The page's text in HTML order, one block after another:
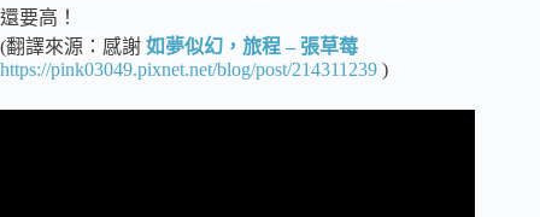
還要高！
(翻譯來源：感謝 如夢似幻，旅程 – 張草莓
https://pink03049.pixnet.net/blog/post/214311239 )